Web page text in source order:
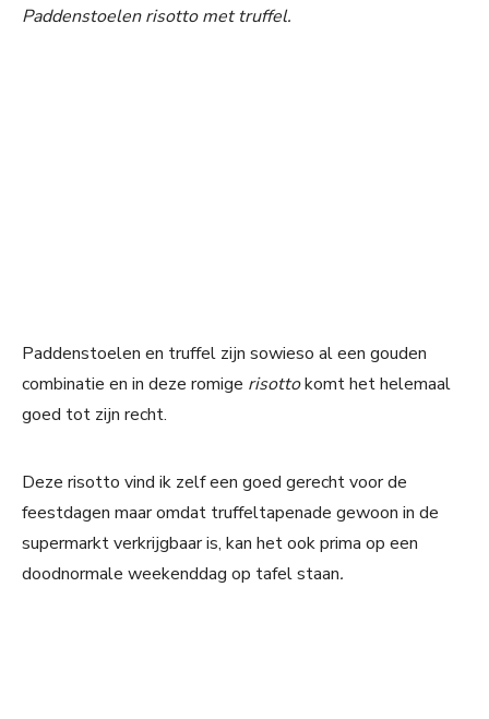
Paddenstoelen risotto met truffel.
Paddenstoelen en truffel zijn sowieso al een gouden
combinatie en in deze romige risottokomt het helemaal
goed tot zijn recht.
Deze risotto vind ik zelf een goed gerecht voor de
feestdagen maar omdat truffeltapenade gewoon in de
supermarkt verkrijgbaar is, kan het ook prima op een
doodnormale weekenddag op tafel staan.